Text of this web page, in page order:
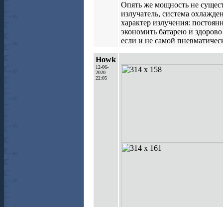
Опять же мощность не
излучатель, система
характер излучения:
экономить батарею и
если и не самой
Howk
12-06-
2020
22:05